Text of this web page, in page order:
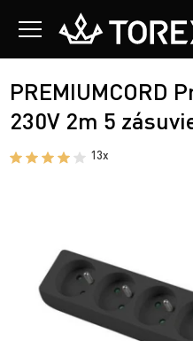
PREMIUMCORD
230V 2m 5
13x